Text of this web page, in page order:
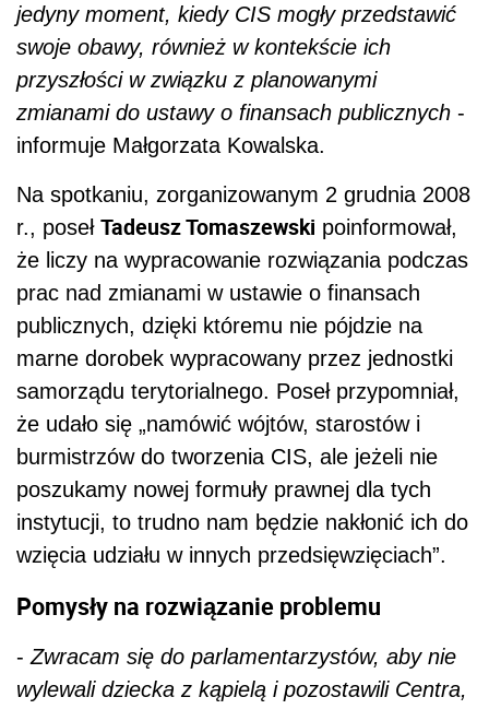
jedyny moment, kiedy CIS mogły przedstawić
swoje obawy, również w kontekście ich
przyszłości w związku z planowanymi
zmianami do ustawy o finansach publicznych -
informuje Małgorzata Kowalska.
Na spotkaniu, zorganizowanym 2 grudnia 2008
r., poseł Tadeusz Tomaszewski poinformował,
że liczy na wypracowanie rozwiązania podczas
prac nad zmianami w ustawie o finansach
publicznych, dzięki któremu nie pójdzie na
marne dorobek wypracowany przez jednostki
samorządu terytorialnego. Poseł przypomniał,
że udało się „namówić wójtów, starostów i
burmistrzów do tworzenia CIS, ale jeżeli nie
poszukamy nowej formuły prawnej dla tych
instytucji, to trudno nam będzie nakłonić ich do
wzięcia udziału w innych przedsięwzięciach”.
Pomysły na rozwiązanie problemu
- Zwracam się do parlamentarzystów, aby nie
wylewali dziecka z kąpielą i pozostawili Centra,